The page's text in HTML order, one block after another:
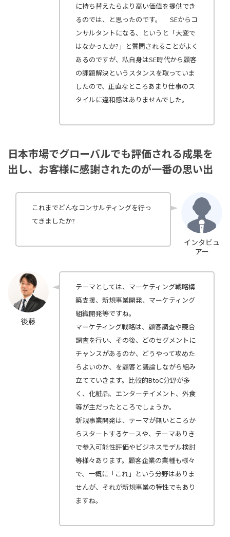
に持ち替えたらより高い価値を提供でき
るのでは、と思ったのです。 SEからコ
ンサルタントになる、というと「大変で
はなかったか?」と質問されることがよく
あるのですが、私自身はSE時代から顧客
の課題解決というスタンスを取っていま
したので、正直なところあまり仕事のス
タイルに違和感はありませんでした。
日本市場でグローバルでも評価される成果を
出し、お客様に感謝されたのが一番の思い出
インタビュ
アー
これまでどんなコンサルティングを行っ
てきましたか?
後藤
テーマとしては、マーケティング戦略構
築支援、新規事業開発、マーケティング
組織開発等ですね。
マーケティング戦略は、顧客調査や競合
調査を行い、その後、どのセグメントに
チャンスがあるのか、どうやって攻めた
らよいのか、を顧客と議論しながら組み
立てていきます。比較的BtoC分野が多
く、化粧品、エンターテイメント、外食
等が主だったところでしょうか。
新規事業開発は、テーマが無いところか
らスタートするケースや、テーマありき
で参入可能性評価やビジネスモデル検討
等様々あります。顧客企業の業種も様々
で、一概に「これ」という分野はありま
せんが、それが新規事業の特性でもあり
ますね。